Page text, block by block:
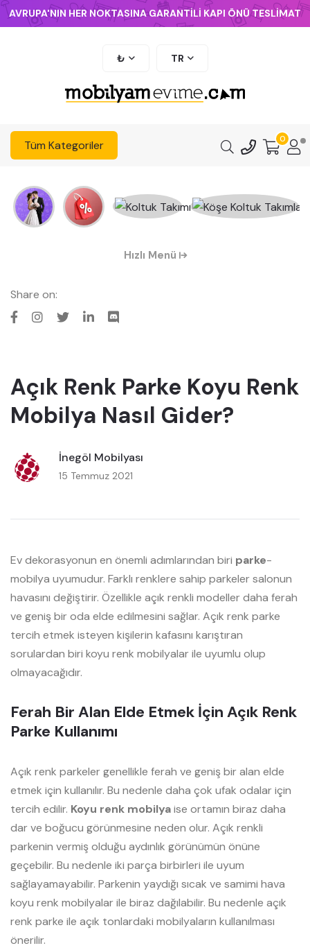
AVRUPA'NIN HER NOKTASINA GARANTİLİ KAPI ÖNÜ TESLİMAT
₺ TR
Tüm Kategoriler 0
Hızlı Menü
Share on:
Açık Renk Parke Koyu Renk
Mobilya Nasıl Gider?
İnegöl Mobilyası
15 Temmuz 2021
Ev dekorasyonun en önemli adımlarından biri parke-
mobilya uyumudur. Farklı renklere sahip parkeler salonun
havasını değiştirir. Özellikle açık renkli modeller daha ferah
ve geniş bir oda elde edilmesini sağlar. Açık renk parke
tercih etmek isteyen kişilerin kafasını karıştıran
sorulardan biri koyu renk mobilyalar ile uyumlu olup
olmayacağıdır.
Ferah Bir Alan Elde Etmek İçin Açık Renk
Parke Kullanımı
Açık renk parkeler genellikle ferah ve geniş bir alan elde
etmek için kullanılır. Bu nedenle daha çok ufak odalar için
tercih edilir. Koyu renk mobilyaise ortamın biraz daha
dar ve boğucu görünmesine neden olur. Açık renkli
parkenin vermiş olduğu aydınlık görünümün önüne
geçebilir. Bu nedenle iki parça birbirleri ile uyum
sağlayamayabilir. Parkenin yaydığı sıcak ve samimi hava
koyu renk mobilyalar ile biraz dağılabilir. Bu nedenle açık
renk parke ile açık tonlardaki mobilyaların kullanılması
önerilir.